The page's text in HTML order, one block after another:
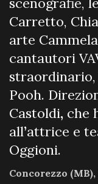
Carretto,
arte
cantautori
straordinario,
Pooh.
Castoldi, che
all’attrice e
Oggioni.
Concorezzo